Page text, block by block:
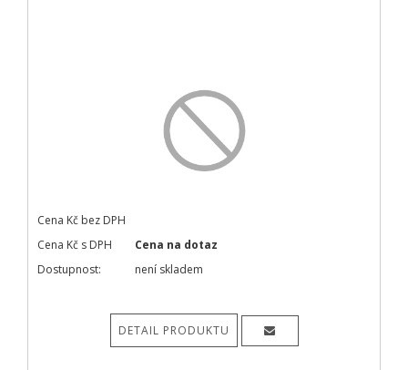
Cena Kč bez DPH
Cena Kč s DPH
Cena na dotaz
Dostupnost:
není skladem
DETAIL PRODUKTU